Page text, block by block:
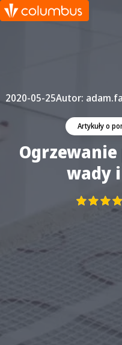
Artykuły o
2020-05-25Autor:
Ogrzewanie
wady